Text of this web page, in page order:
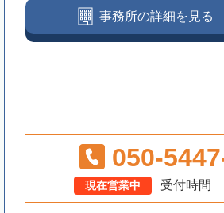
事務所の詳細を見る
050-
現在営業中 受付時間